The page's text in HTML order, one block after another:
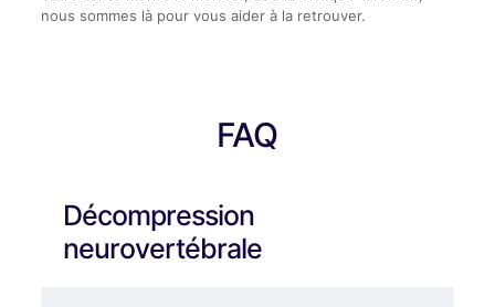
nous sommes là pour vous aider à la retrouver.
FAQ
Décompression
neurovertébrale